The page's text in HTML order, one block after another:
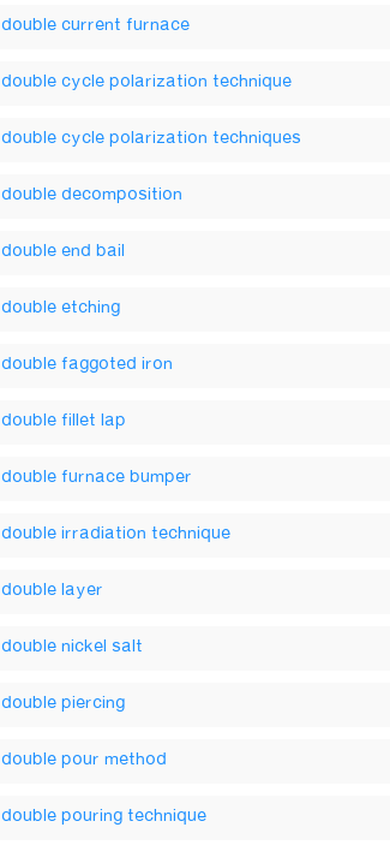
double current furnace
double cycle polarization technique
double cycle polarization techniques
double decomposition
double end bail
double etching
double faggoted iron
double fillet lap
double furnace bumper
double irradiation technique
double layer
double nickel salt
double piercing
double pour method
double pouring technique